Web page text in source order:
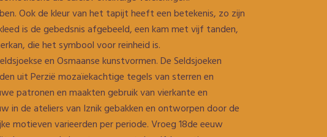
Ook de kleur van het tapijt heeft een betekenis, zo zijn
is de gebedsnis afgebeeld, een kam met vijf tanden,
die het symbool voor reinheid is.
en Osmaanse kunstvormen. De Seldsjoeken
uit Perzië mozaïekachtige tegels van sterren en
patronen en maakten gebruik van vierkante en
in de ateliers van Iznik gebakken en ontworpen door de
motieven varieerden per periode. Vroeg 18de eeuw